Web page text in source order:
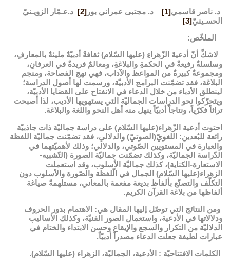
د. ناصر قاسمي[1] د. مجتبى عمراني بور [2]
د.عـمّار الزويـنيّ
الحسـينيّ[3]
الملخّص:
لاشكَّ أنّ أدعيةَ الزّهراءِ (عليها السّلام) ثقافةٌ أدبيّةٌ مليئةٌ بالمعارفِ،
وسلسلةٌ رفيعةٌ في الحكمةِ والبلاغةِ، ومعالمٌ فريدةٌ في العرفانِ،
ومجموعةٌ كبيرةٌ من المواعظ والآداب، فهي نهج الفصاحة، ومنجم
البلاغة، فقد تضمّنت البرامج الأدبيّة، ورسمت لها أصول الدراسة؛
لينطلق الأدباء من خلال الدعاء في الانفتاح على القضايا الأدبيّة،
ويتحرّكوا نحو الدراسات الجماليّة التي يستهويها الأديب، لذا أصبحت
تراثاً فكرّياً، ونتاجاً أدبيّاً ينهل منه أهل النحو واللغة والبلاغة.
احتوت أدعية الزّهراء(عليها السّلام) على دراسة جماليّة ذات جاذبيّة
رائعة للبُعدين: اللغويّ(الصوتيّ) والدلالي، فقد تضمّنت جماليّة اللفظة
والعبارة في المستويين الصّوتي، والدلالي؛ وذلك لأهميّتهما في
الدّراسة الجماليّة، وكذلك تضمّنت جماليّة الصورة (التّشبيه-
الاستعارة-الكناية)، كذلك جماليّة الأسلوب، وقد استعملت
الزهراء(عليها السّلام) الجمال في الّلفظة والصّورة والأسلوب دون
التكلّف والتصنّع بألفاظ بديعة مفعمة بالمعاني، مستلهمةً صياغة
ألفاظها من بلاغة القرآن الكريم.
ومن النتائج التي توصّل إليها المقال هي: الاهتمام بدور الحروف
ودلالاتها في الأدعية، واستعمال الصور الفنيّة، وكذلك الأساليب
الدلاليّة من التكرار والسجع والإيقاع وحسن الابتداء والختام في
عبارات لطيفة جعلت الدعاء مصدراً أدبيّاً.
الكلمات الافتتاحيّة : الأدعية، ﺍلجماﻟﻴّﺔ، ﺍلزهراء (عليها السّلام).